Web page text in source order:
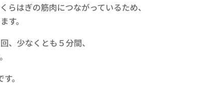
らはぎの筋肉につながっているため、
す。
、少なくとも５分間、
。